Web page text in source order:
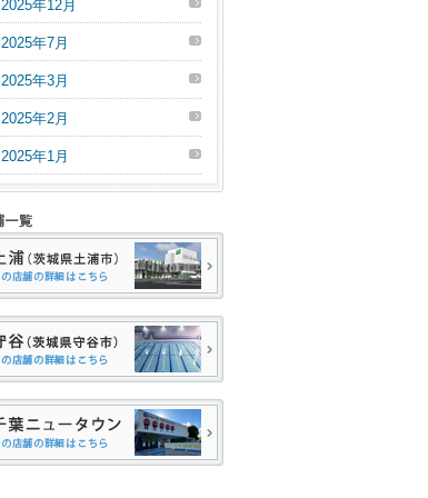
2025年12月
2025年7月
2025年3月
2025年2月
2025年1月